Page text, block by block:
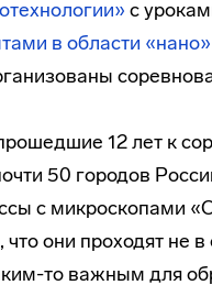
с
в области «нано»
12 лет к
50 городов
с микроскопами
что они проходят не
то важным для